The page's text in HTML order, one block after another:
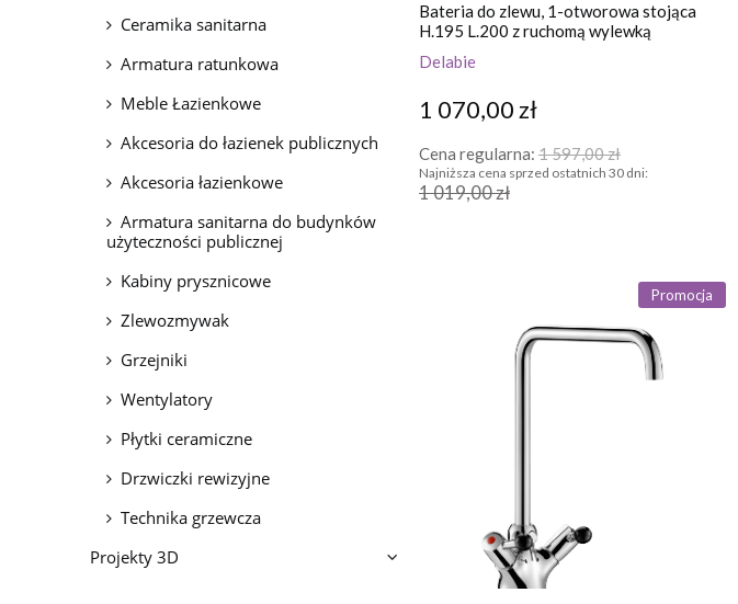
Ceramika sanitarna
Armatura ratunkowa
Meble Łazienkowe
Akcesoria do łazienek publicznych
Akcesoria łazienkowe
Armatura sanitarna do budynków
użyteczności publicznej
Kabiny prysznicowe
Zlewozmywak
Grzejniki
Wentylatory
Płytki ceramiczne
Drzwiczki rewizyjne
Technika grzewcza
Projekty 3D
Bateria do zlewu, 1-otworowa stojąca
H.195 L.200 z ruchomą wylewką
Delabie
1 070,00 zł
Cena regularna: 1 597,00 zł
Najniższa cena sprzed ostatnich 30 dni:
1 019,00 zł
Promocja